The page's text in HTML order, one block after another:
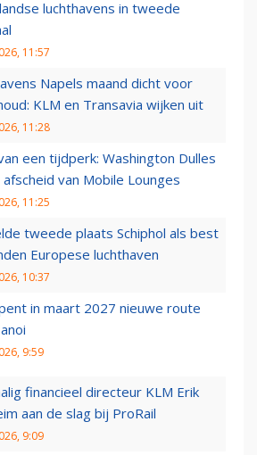
luchthavens in tweede
11:57
Napels maand dicht voor
KLM en Transavia wijken uit
11:28
een tijdperk: Washington Dulles
van Mobile Lounges
11:25
tweede plaats Schiphol als best
Europese luchthaven
10:37
in maart 2027 nieuwe route
9:59
financieel directeur KLM Erik
aan de slag bij ProRail
9:09